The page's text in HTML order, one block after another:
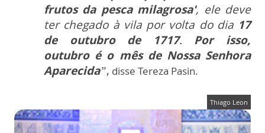
frutos da pesca milagrosa', ele deve
ter chegado à vila por volta do dia17
de outubro de 1717. Por isso,
outubro é o mês de Nossa Senhora
Aparecida”, disse Tereza Pasin.
Thiago Leon